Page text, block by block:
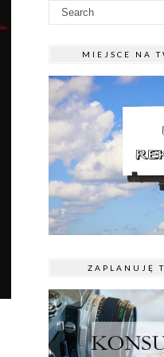
MIEJSCE NA
ZAPLANUJĘ